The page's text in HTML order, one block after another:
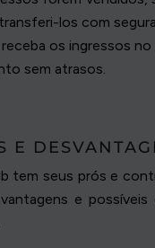
los com
os ingressos
sem atrasos.
E
tem seus prós e
e possíveis